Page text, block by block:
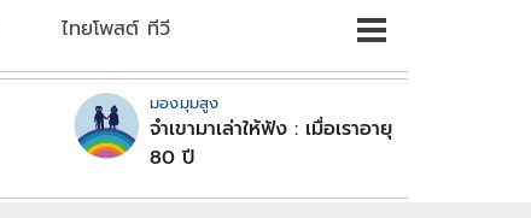
ไทยโพสต์ ทีวี
มองมุมสูง
จำเขามาเล่าให้ฟัง : เมื่อเราอายุ
80 ปี